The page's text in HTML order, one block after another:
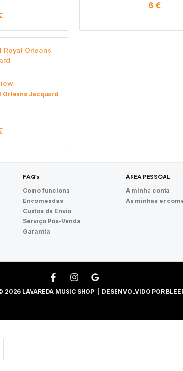
6€
Orleans Jacquard
FAQ’s
Como funciona
Encomendas
Custos de Envio
Serviço Pós-Venda
Garantia
ÁREA PESSOAL
A minha conta
As minhas
2026 LAVAREDA MUSIC SHOP | DESENVOLVIDO POR